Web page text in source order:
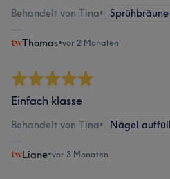
Behandelt von Tina•
Thomas•vor 2 Monaten
Einfach klasse
Behandelt von Tina• Nägel
Liane•vor 3 Monaten